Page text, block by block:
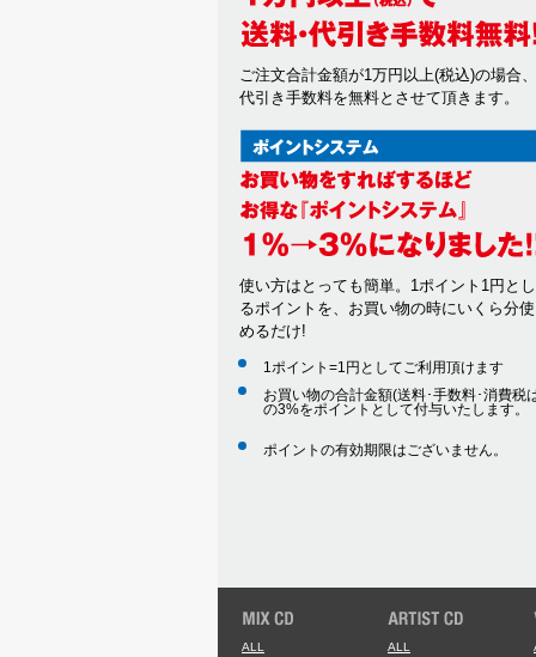
ご注文合計金額が1万円以上(税込)の場合
代引き手数料を無料とさせて頂きます。
使い方はとっても簡単。1ポイント1円と
るポイントを、お買い物の時にいくら分
めるだけ!
1ポイント=1円としてご利用頂けます
お買い物の合計金額(送料･手数料･消費税
の3%をポイントとして付与いたします。
ポイントの有効期限はございません。
ALL ALL